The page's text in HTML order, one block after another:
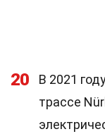
20
В 2021
трассе